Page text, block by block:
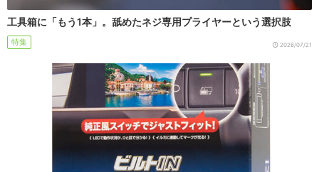
工具箱に「もう1本」。舐めたネジ専用プライヤーという選択肢
特集 2026/07/21